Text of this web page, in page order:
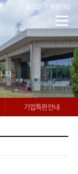
로그인 회원가입
다.
기업특판안내